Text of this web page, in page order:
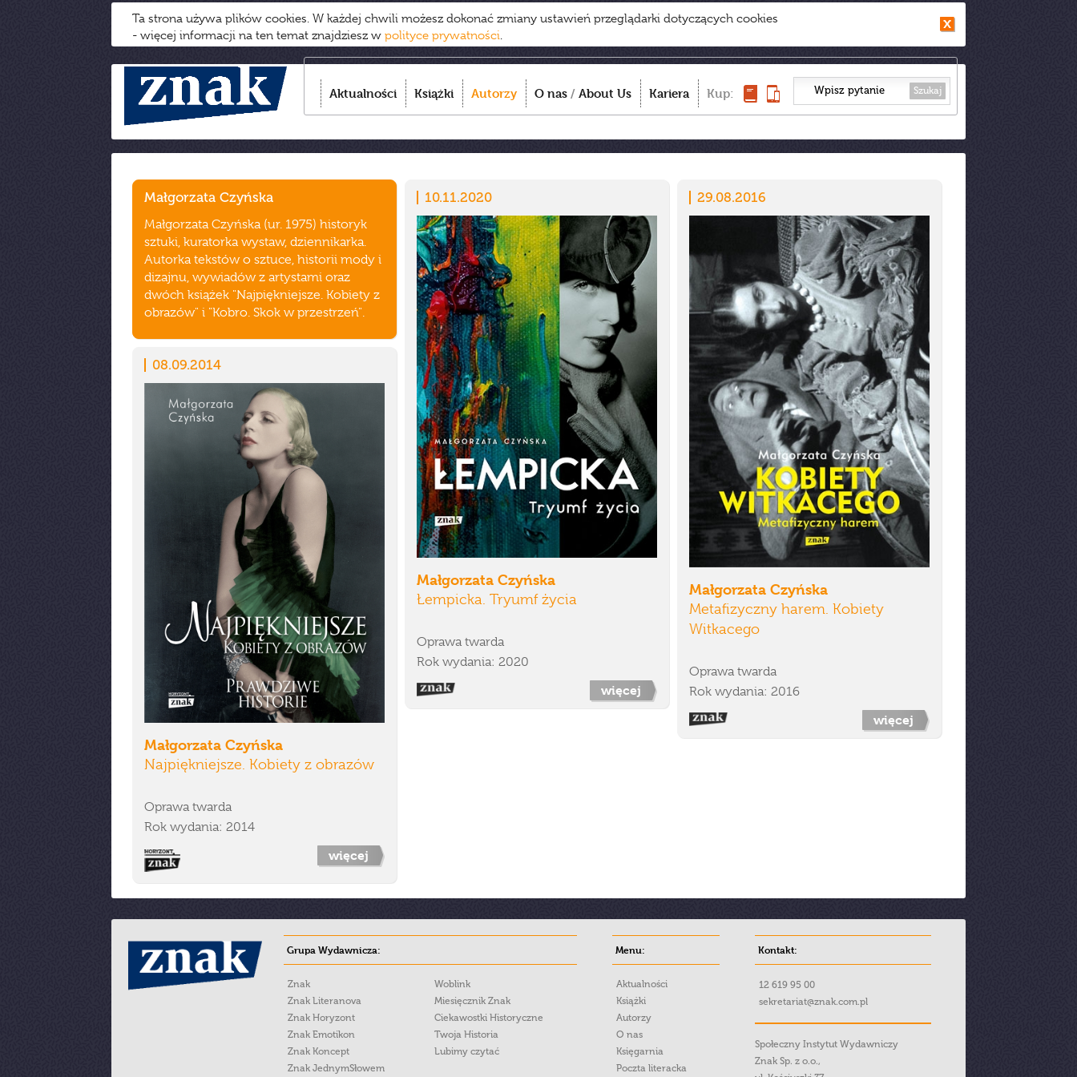
Ta strona używa plików cookies. W każdej chwili możesz dokonać zmiany ustawień przeglądarki dotyczących cookies
- więcej informacji na ten temat znajdziesz w polityce prywatności.
Aktualności Książki Autorzy O nas / About Us Kariera Kup: Szukaj
Małgorzata Czyńska
Małgorzata Czyńska (ur. 1975) historyk
sztuki, kuratorka wystaw, dziennikarka.
Autorka tekstów o sztuce, historii mody i
dizajnu, wywiadów z artystami oraz
dwóch książek "Najpiękniejsze. Kobiety z
obrazów" i "Kobro. Skok w przestrzeń".
10.11.2020
Małgorzata Czyńska
Łempicka. Tryumf życia
Oprawa twarda
Rok wydania: 2020
więcej
29.08.2016
Małgorzata Czyńska
Metafizyczny harem. Kobiety
Witkacego
Oprawa twarda
Rok wydania: 2016
więcej
08.09.2014
Małgorzata Czyńska
Najpiękniejsze. Kobiety z obrazów
Oprawa twarda
Rok wydania: 2014
więcej
Grupa Wydawnicza:
Znak
Znak Literanova
Znak Horyzont
Znak Emotikon
Znak Koncept
Znak JednymSłowem
Woblink
Miesięcznik Znak
Ciekawostki Historyczne
Twoja Historia
Lubimy czytać
Menu:
Aktualności
Książki
Autorzy
O nas
Księgarnia
Poczta literacka
Kontakt:
12 619 95 00
sekretariat@znak.com.pl
Społeczny Instytut Wydawniczy
Znak Sp. z o.o.,